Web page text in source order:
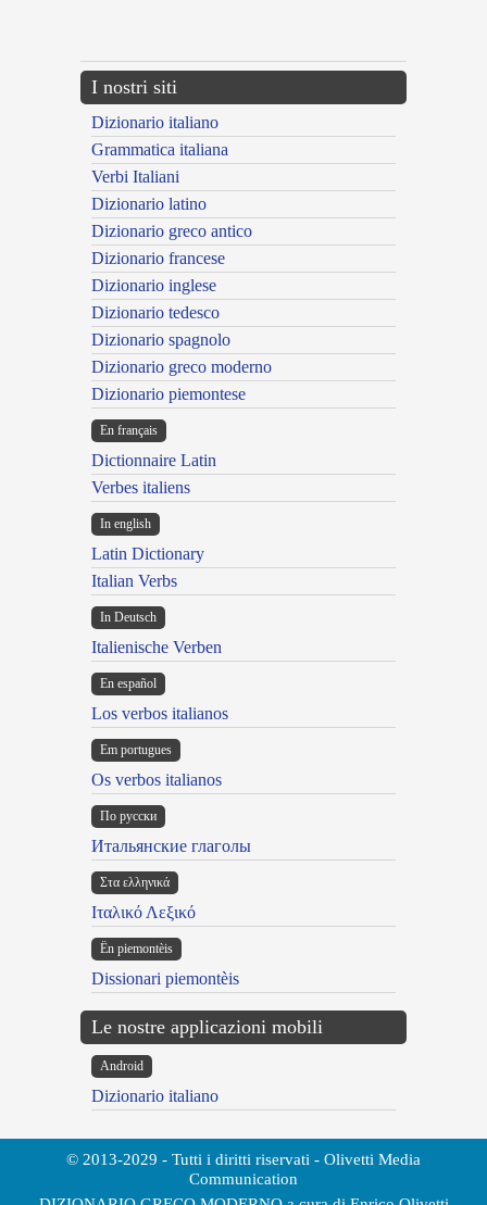
I nostri siti
Dizionario italiano
Grammatica italiana
Verbi Italiani
Dizionario latino
Dizionario greco antico
Dizionario francese
Dizionario inglese
Dizionario tedesco
Dizionario spagnolo
Dizionario greco moderno
Dizionario piemontese
En français
Dictionnaire Latin
Verbes italiens
In english
Latin Dictionary
Italian Verbs
In Deutsch
Italienische Verben
En español
Los verbos italianos
Em portugues
Os verbos italianos
По русски
Итальянские глаголы
Στα ελληνικά
Ιταλικό Λεξικό
Ën piemontèis
Dissionari piemontèis
Le nostre applicazioni mobili
Android
Dizionario italiano
© 2013-2029 - Tutti i diritti riservati - Olivetti Media
Communication